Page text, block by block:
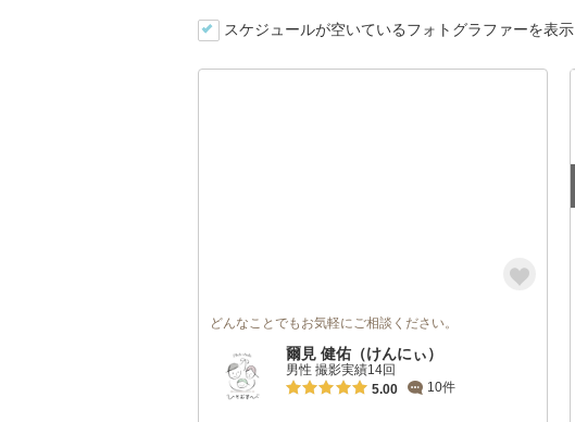
スケジュールが空いているフォトグラファーを表示
どんなことでもお気軽にご相談ください。
爾見 健佑（けんにぃ）
男性 撮影実績14回
5.00
10件